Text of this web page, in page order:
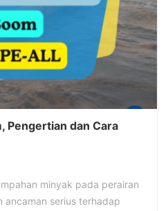
Pengertian dan Cara
minyak pada perairan
ancaman serius terhadap